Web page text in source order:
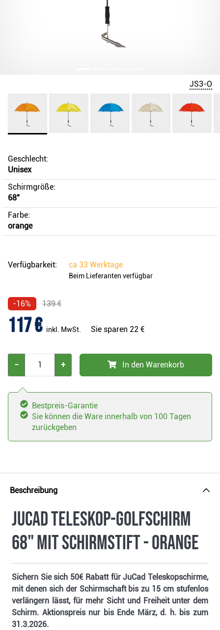
JS3-O
Geschlecht:
Unisex
Schirmgröße:
68"
Farbe:
orange
Verfügbarkeit: ca 33 Werktage
Beim Lieferanten verfügbar
-16% 139 €
117 € inkl. MwSt. Sie sparen 22 €
− + In den Warenkorb
Bestpreis-Garantie
Sie können die Ware innerhalb von 100 Tagen
zurückgeben
Beschreibung
JuCad Teleskop-Golfschirm
68" mit Schirmstift - orange
Sichern Sie sich 50€ Rabatt für JuCad Teleskopschirme,
mit denen sich der Schirmschaft bis zu 15 cm stufenlos
verlängern lässt, für mehr Sicht und Freiheit unter dem
Schirm. Aktionspreis nur bis Ende März, d. h. bis zum
31.3.2026.